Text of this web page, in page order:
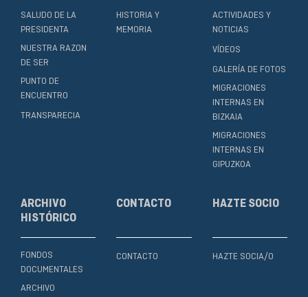
SALUDO DE LA
PRESIDENTA
NUESTRA RAZON
DE SER
PUNTO DE
ENCUENTRO
TRANSPARECIA
HISTORIA Y
MEMORIA
ACTIVIDADES Y
NOTICIAS
VÍDEOS
GALERÍA DE FOTOS
MIGRACIONES
INTERNAS EN
BIZKAIA
MIGRACIONES
INTERNAS EN
GIPUZKOA
ARCHIVO
HISTÓRICO
FONDOS
DOCUMENTALES
ARCHIVO
CONTACTO
CONTACTO
HAZTE SOCIO
HAZTE SOCIA/O